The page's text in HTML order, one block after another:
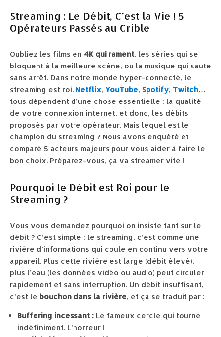
Streaming : Le Débit, C’est la Vie ! 5
Opérateurs Passés au Crible
Oubliez les films en 4K qui rament, les séries qui se
bloquent à la meilleure scène, ou la musique qui saute
sans arrêt. Dans notre monde hyper-connecté, le
streaming est roi. Netflix, YouTube, Spotify, Twitch…
tous dépendent d’une chose essentielle : la qualité
de votre connexion internet, et donc, les débits
proposés par votre opérateur. Mais lequel est le
champion du streaming ? Nous avons enquêté et
comparé 5 acteurs majeurs pour vous aider à faire le
bon choix. Préparez-vous, ça va streamer vite !
Pourquoi le Débit est Roi pour le
Streaming ?
Vous vous demandez pourquoi on insiste tant sur le
débit ? C’est simple : le streaming, c’est comme une
rivière d’informations qui coule en continu vers votre
appareil. Plus cette rivière est large (débit élevé),
plus l’eau (les données vidéo ou audio) peut circuler
rapidement et sans interruption. Un débit insuffisant,
c’est le bouchon dans la rivière, et ça se traduit par :
Buffering incessant : Le fameux cercle qui tourne
indéfiniment. L’horreur !